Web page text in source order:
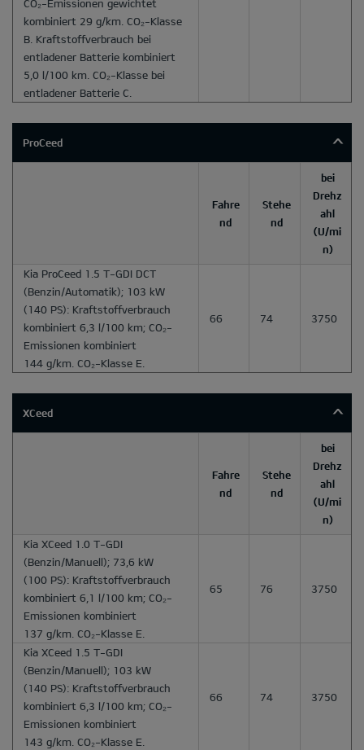
CO₂-Emissionen gewichtet
kombiniert 29 g/km. CO₂-Klasse
B. Kraftstoffverbrauch bei
entladener Batterie kombiniert
5,0 l/100 km. CO₂-Klasse bei
entladener Batterie C.
ProCeed
Fahre
nd
Stehe
nd
bei
Drehz
ahl
(U/mi
n)
Kia ProCeed 1.5 T-GDI DCT
(Benzin/Automatik); 103 kW
(140 PS): Kraftstoffverbrauch
kombiniert 6,3 l/100 km; CO₂-
Emissionen kombiniert
144 g/km. CO₂-Klasse E.
66 74 3750
XCeed
Fahre
nd
Stehe
nd
bei
Drehz
ahl
(U/mi
n)
Kia XCeed 1.0 T-GDI
(Benzin/Manuell); 73,6 kW
(100 PS): Kraftstoffverbrauch
kombiniert 6,1 l/100 km; CO₂-
Emissionen kombiniert
137 g/km. CO₂-Klasse E.
65 76 3750
Kia XCeed 1.5 T-GDI
(Benzin/Manuell); 103 kW
(140 PS): Kraftstoffverbrauch
kombiniert 6,3 l/100 km; CO₂-
Emissionen kombiniert
143 g/km. CO₂-Klasse E.
66 74 3750